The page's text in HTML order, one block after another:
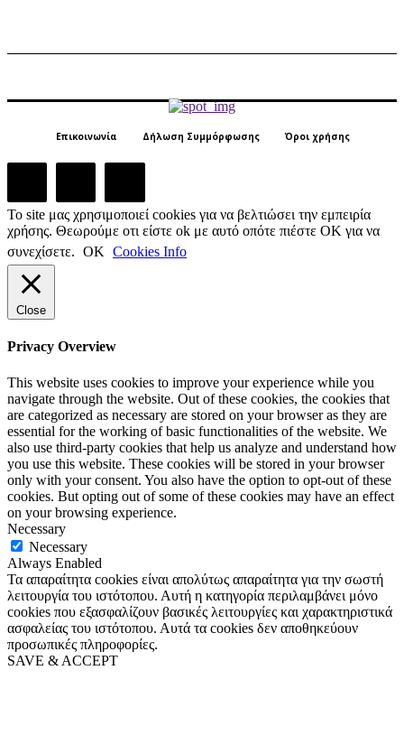
Επικοινωνία Δήλωση Συμμόρφωσης Όροι χρήσης
Το site μας χρησιμοποιεί cookies για να βελτιώσει την εμπειρία
χρήσης. Θεωρούμε οτι είστε ok με αυτό οπότε πιέστε ΟΚ για να
συνεχίσετε. ΟΚ Cookies Info
Close
Privacy Overview
This website uses cookies to improve your experience while you
navigate through the website. Out of these cookies, the cookies that
are categorized as necessary are stored on your browser as they are
essential for the working of basic functionalities of the website. We
also use third-party cookies that help us analyze and understand how
you use this website. These cookies will be stored in your browser
only with your consent. You also have the option to opt-out of these
cookies. But opting out of some of these cookies may have an effect
on your browsing experience.
Necessary
Necessary
Always Enabled
Τα απαραίτητα cookies είναι απολύτως απαραίτητα για την σωστή
λειτουργία του ιστότοπου. Αυτή η κατηγορία περιλαμβάνει μόνο
cookies που εξασφαλίζουν βασικές λειτουργίες και χαρακτηριστικά
ασφαλείας του ιστότοπου. Αυτά τα cookies δεν αποθηκεύουν
προσωπικές πληροφορίες.
SAVE & ACCEPT